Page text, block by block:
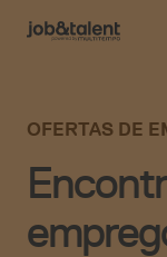
OFERTAS DE